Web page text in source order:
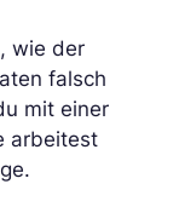
wie der
falsch
mit einer
arbeitest